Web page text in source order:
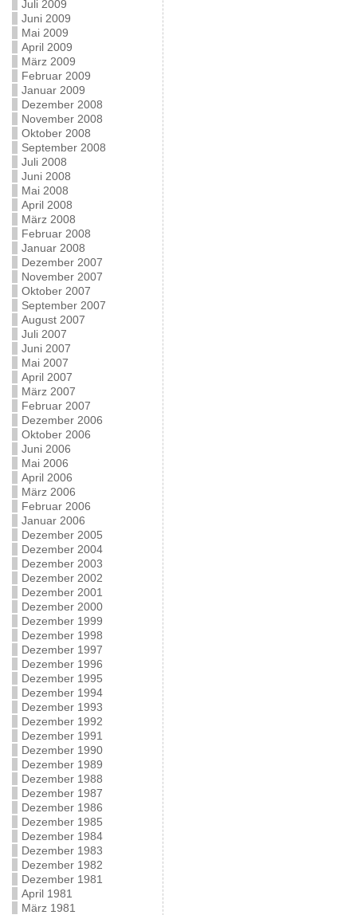
Juli 2009
Juni 2009
Mai 2009
April 2009
März 2009
Februar 2009
Januar 2009
Dezember 2008
November 2008
Oktober 2008
September 2008
Juli 2008
Juni 2008
Mai 2008
April 2008
März 2008
Februar 2008
Januar 2008
Dezember 2007
November 2007
Oktober 2007
September 2007
August 2007
Juli 2007
Juni 2007
Mai 2007
April 2007
März 2007
Februar 2007
Dezember 2006
Oktober 2006
Juni 2006
Mai 2006
April 2006
März 2006
Februar 2006
Januar 2006
Dezember 2005
Dezember 2004
Dezember 2003
Dezember 2002
Dezember 2001
Dezember 2000
Dezember 1999
Dezember 1998
Dezember 1997
Dezember 1996
Dezember 1995
Dezember 1994
Dezember 1993
Dezember 1992
Dezember 1991
Dezember 1990
Dezember 1989
Dezember 1988
Dezember 1987
Dezember 1986
Dezember 1985
Dezember 1984
Dezember 1983
Dezember 1982
Dezember 1981
April 1981
März 1981